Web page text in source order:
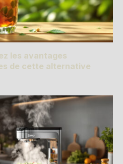
les avantages
de cette alternative